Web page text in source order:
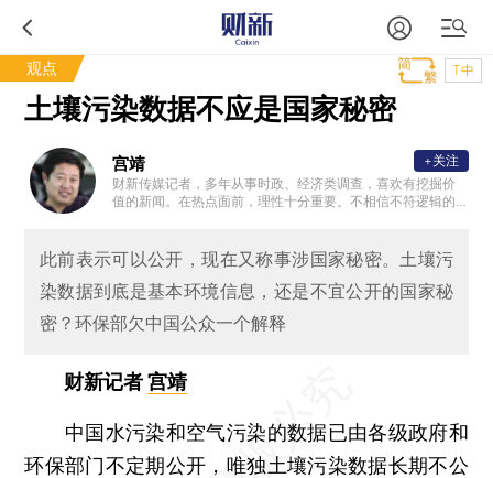
观点 T中
土壤污染数据不应是国家秘密
宫靖
财新传媒记者，多年从事时政、经济类调查，喜欢有挖掘价
值的新闻。在热点面前，理性十分重要。不相信不符逻辑的
+关注
此前表示可以公开，现在又称事涉国家秘密。土壤污
染数据到底是基本环境信息，还是不宜公开的国家秘
密？环保部欠中国公众一个解释
财新记者宫靖
中国水污染和空气污染的数据已由各级政府和
环保部门不定期公开，唯独土壤污染数据长期不公